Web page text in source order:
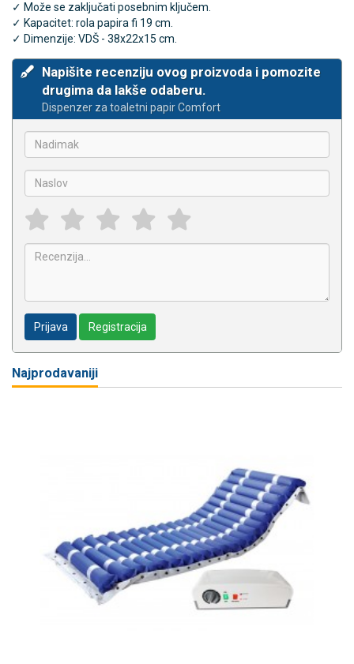
✓ Može se zaključati posebnim ključem.
✓ Kapacitet: rola papira fi 19 cm.
✓ Dimenzije: VDŠ - 38x22x15 cm.
Napišite recenziju ovog proizvoda i pomozite
drugima da lakše odaberu.
Dispenzer za toaletni papir Comfort
Prijava Registracija
Najprodavaniji